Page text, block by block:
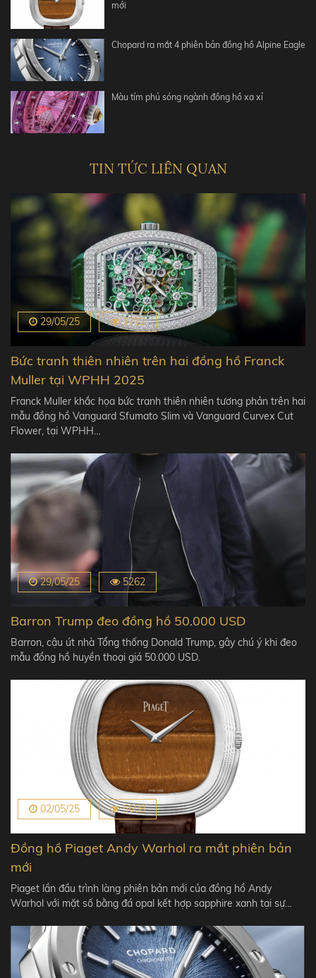
mới
Chopard ra mắt 4 phiên bản đồng hồ Alpine Eagle
Màu tím phủ sóng ngành đồng hồ xa xỉ
TIN TỨC LIÊN QUAN
29/05/25 1712
Bức tranh thiên nhiên trên hai đồng hồ Franck
Muller tại WPHH 2025
Franck Muller khắc họa bức tranh thiên nhiên tương phản trên hai
mẫu đồng hồ Vanguard Sfumato Slim và Vanguard Curvex Cut
Flower, tại WPHH…
29/05/25 5262
Barron Trump đeo đồng hồ 50.000 USD
Barron, cậu út nhà Tổng thống Donald Trump, gây chú ý khi đeo
mẫu đồng hồ huyền thoại giá 50.000 USD.
02/05/25 5608
Đồng hồ Piaget Andy Warhol ra mắt phiên bản
mới
Piaget lần đầu trình làng phiên bản mới của đồng hồ Andy
Warhol với mặt số bằng đá opal kết hợp sapphire xanh tại sự…